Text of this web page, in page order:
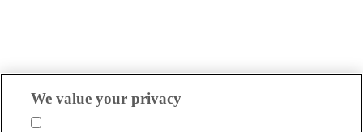
We value your privacy